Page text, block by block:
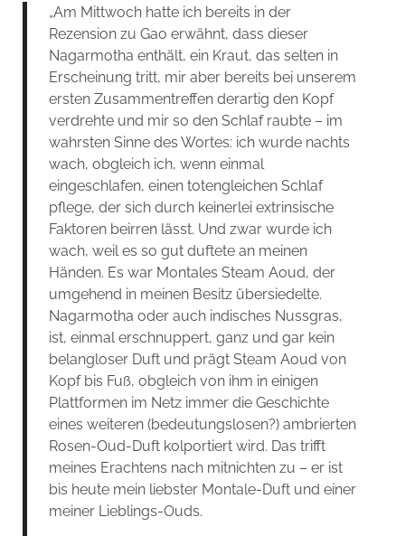
„Am Mittwoch hatte ich bereits in der
Rezension zu Gao erwähnt, dass dieser
Nagarmotha enthält, ein Kraut, das selten in
Erscheinung tritt, mir aber bereits bei unserem
ersten Zusammentreffen derartig den Kopf
verdrehte und mir so den Schlaf raubte – im
wahrsten Sinne des Wortes: ich wurde nachts
wach, obgleich ich, wenn einmal
eingeschlafen, einen totengleichen Schlaf
pflege, der sich durch keinerlei extrinsische
Faktoren beirren lässt. Und zwar wurde ich
wach, weil es so gut duftete an meinen
Händen. Es war Montales Steam Aoud, der
umgehend in meinen Besitz übersiedelte.
Nagarmotha oder auch indisches Nussgras,
ist, einmal erschnuppert, ganz und gar kein
belangloser Duft und prägt Steam Aoud von
Kopf bis Fuß, obgleich von ihm in einigen
Plattformen im Netz immer die Geschichte
eines weiteren (bedeutungslosen?) ambrierten
Rosen-Oud-Duft kolportiert wird. Das trifft
meines Erachtens nach mitnichten zu – er ist
bis heute mein liebster Montale-Duft und einer
meiner Lieblings-Ouds.